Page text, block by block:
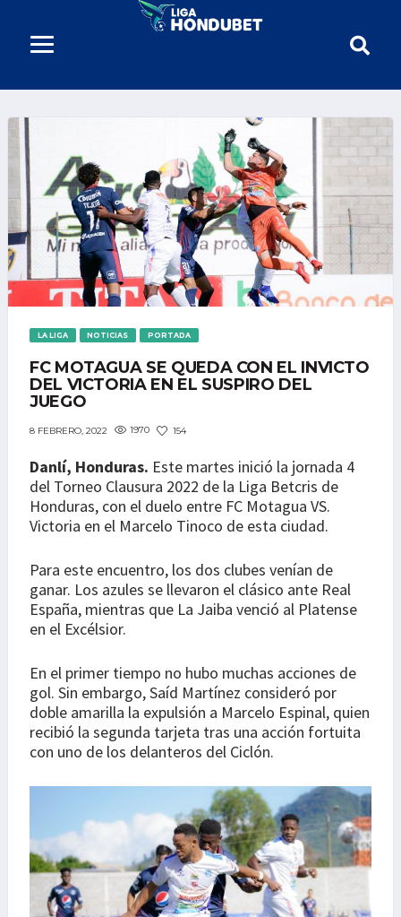
LA LIGA NOTICIAS PORTADA
FC MOTAGUA SE QUEDA CON EL INVICTO
DEL VICTORIA EN EL SUSPIRO DEL
JUEGO
8 FEBRERO, 2022 1970 154
Danlí, Honduras. Este martes inició la jornada 4
del Torneo Clausura 2022 de la Liga Betcris de
Honduras, con el duelo entre FC Motagua VS.
Victoria en el Marcelo Tinoco de esta ciudad.
Para este encuentro, los dos clubes venían de
ganar. Los azules se llevaron el clásico ante Real
España, mientras que La Jaiba venció al Platense
en el Excélsior.
En el primer tiempo no hubo muchas acciones de
gol. Sin embargo, Saíd Martínez consideró por
doble amarilla la expulsión a Marcelo Espinal, quien
recibió la segunda tarjeta tras una acción fortuita
con uno de los delanteros del Ciclón.